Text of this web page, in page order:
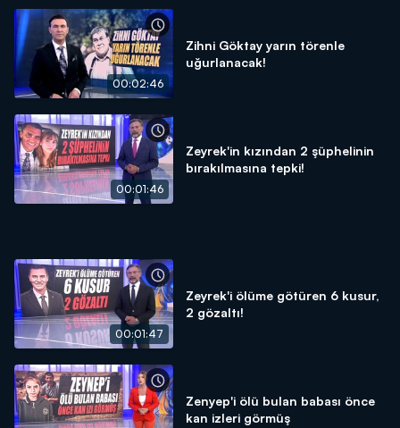
00:02:46
Zihni Göktay yarın törenle
uğurlanacak!
00:01:46
Zeyrek'in kızından 2 şüphelinin
bırakılmasına tepki!
00:01:47
Zeyrek'i ölüme götüren 6 kusur,
2 gözaltı!
Zenyep'i ölü bulan babası önce
kan izleri görmüş